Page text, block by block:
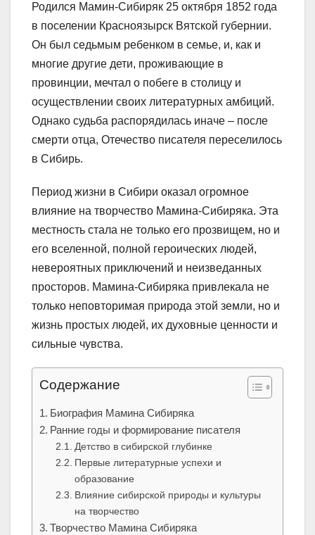
Родился Мамин-Сибиряк 25 октября 1852 года
в поселении Красноязырск Вятской губернии.
Он был седьмым ребенком в семье, и, как и
многие другие дети, проживающие в
провинции, мечтал о побеге в столицу и
осуществлении своих литературных амбиций.
Однако судьба распорядилась иначе – после
смерти отца, Отечество писателя переселилось
в Сибирь.
Период жизни в Сибири оказал огромное
влияние на творчество Мамина-Сибиряка. Эта
местность стала не только его прозвищем, но и
его вселенной, полной героических людей,
невероятных приключений и неизведанных
просторов. Мамина-Сибиряка привлекала не
только неповторимая природа этой земли, но и
жизнь простых людей, их духовные ценности и
сильные чувства.
Содержание
Биография Мамина Сибиряка
Ранние годы и формирование писателя
Детство в сибирской глубинке
Первые литературные успехи и
образование
Влияние сибирской природы и культуры
на творчество
Творчество Мамина Сибиряка